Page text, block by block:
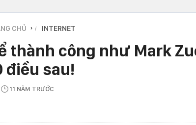
CHỦ › INTERNET
thành công như Mark
điều sau!
11 NĂM TRƯỚC